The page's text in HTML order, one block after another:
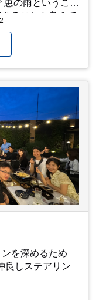
恵の雨というこば
ることを考えて
は代々10年以上
ダカの池にはト
、変な虫が いた
しまうのでほん
に かえるところ
途中までかえり
。 秋にはたくさ
然の中で成虫に
と 実感しました。
所懸命何かをし
のお池のトンボか
を深めるため
良しステアリン